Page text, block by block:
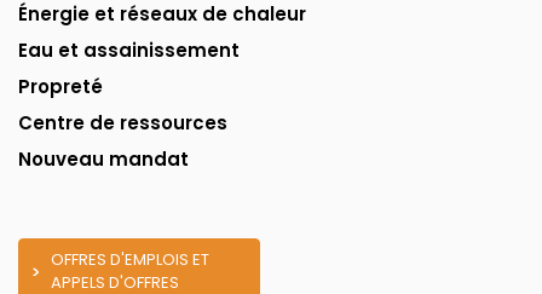
Énergie et réseaux de chaleur
Eau et assainissement
Propreté
Centre de ressources
Nouveau mandat
OFFRES D'EMPLOIS ET
APPELS D'OFFRES